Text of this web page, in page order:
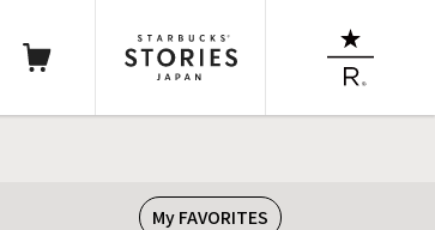
My FAVORITES